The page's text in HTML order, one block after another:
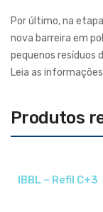
Por último, na
nova barreira em
pequenos resíduos
Leia as
Produtos
IBBL – Refil C+3